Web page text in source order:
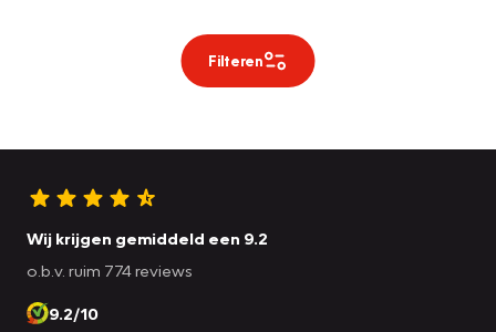
Filteren
Wij krijgen gemiddeld een 9.2
o.b.v. ruim 774 reviews
9.2/10